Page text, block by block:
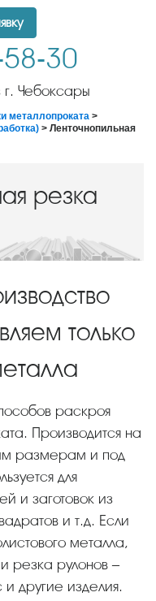
30
г. Чебоксары
металлопроката >
> Ленточнопильная
резка
только
раскроя
Производится на
размерам и под
для
и заготовок из
и т.д. Если
металла,
резка рулонов –
и другие изделия.